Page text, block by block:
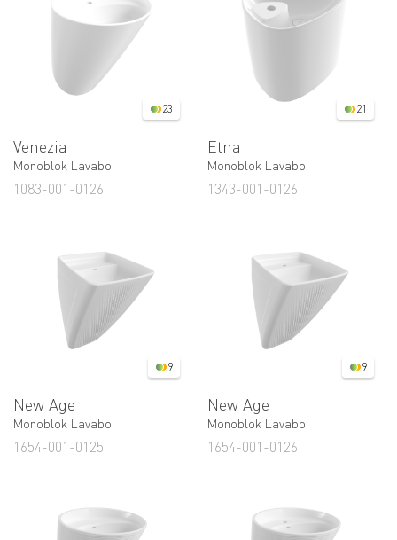
23
Venezia
Monoblok Lavabo
1083-001-0126
21
Etna
Monoblok Lavabo
1343-001-0126
9
New Age
Monoblok Lavabo
1654-001-0125
9
New Age
Monoblok Lavabo
1654-001-0126